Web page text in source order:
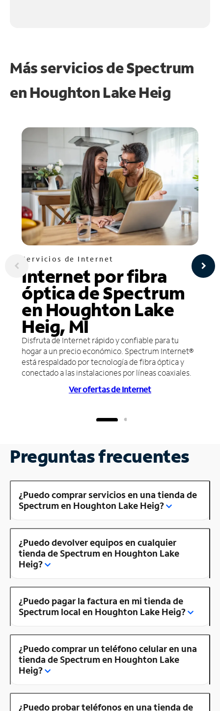
Más servicios de Spectrum
en Houghton Lake Heig
Servicios de Internet
Internet por fibra
óptica de Spectrum
en Houghton Lake
Heig, MI
Disfruta de Internet rápido y confiable para tu
hogar a un precio económico. Spectrum Internet®
está respaldado por tecnología de fibra óptica y
conectado a las instalaciones por líneas coaxiales.
Ver ofertas de Internet
Preguntas frecuentes
¿Puedo comprar servicios en una tienda de
Spectrum en Houghton Lake Heig?
¿Puedo devolver equipos en cualquier
tienda de Spectrum en Houghton Lake
Heig?
¿Puedo pagar la factura en mi tienda de
Spectrum local en Houghton Lake Heig?
¿Puedo comprar un teléfono celular en una
tienda de Spectrum en Houghton Lake
Heig?
¿Puedo probar teléfonos en una tienda de